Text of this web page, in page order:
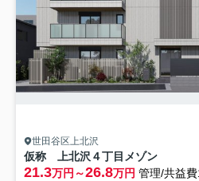
世田谷区上北沢
仮称 上北沢４丁目メゾン
21.3万円～26.8万円 管理/共益